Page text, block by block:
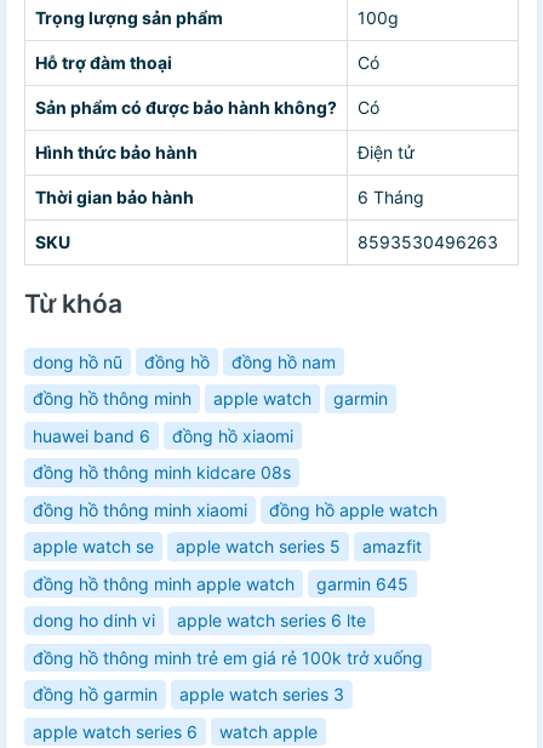
Trọng lượng sản phẩm 100g
Hỗ trợ đàm thoại Có
Sản phẩm có được bảo hành không? Có
Hình thức bảo hành Điện tử
Thời gian bảo hành 6 Tháng
SKU 8593530496263
Từ khóa
dong hồ nũ đồng hồ
đồng hồ nam
đồng hồ thông minh
apple watch
garmin
huawei band 6
đồng hồ xiaomi
đồng hồ thông minh kidcare 08s
đồng hồ thông minh xiaomi
đồng hồ apple watch
apple watch se
apple watch series 5
amazfit
đồng hồ thông minh apple watch
garmin 645
dong ho dinh vi
apple watch series 6 lte
đồng hồ thông minh trẻ em giá rẻ 100k trở xuống
đồng hồ garmin
apple watch series 3
apple watch series 6
watch apple